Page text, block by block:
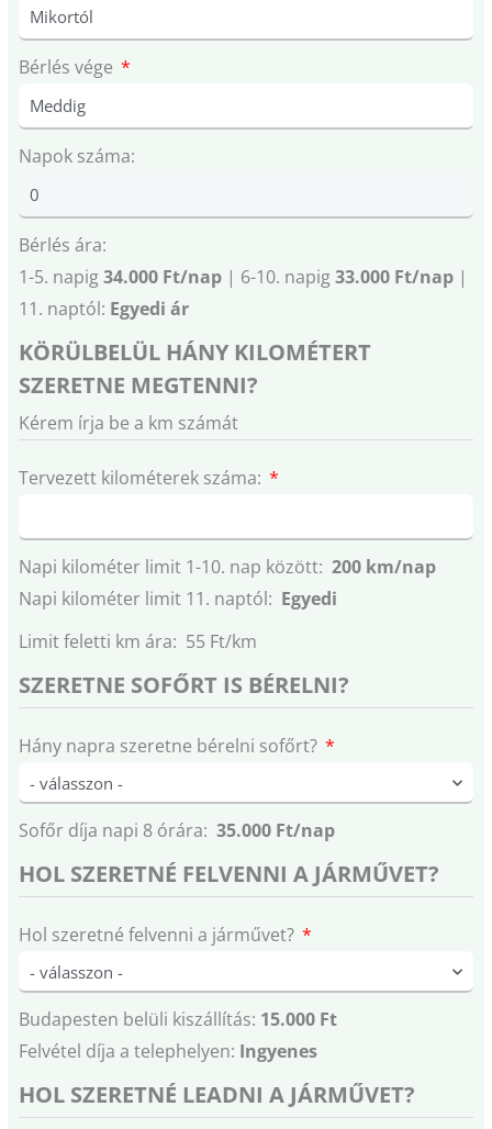
Bérlés vége
Napok száma:
Bérlés ára:
1-5. napig34.000 Ft/nap | 6-10. napig33.000 Ft/nap |
11. naptól: Egyedi ár
KÖRÜLBELÜL HÁNY KILOMÉTERT
SZERETNE MEGTENNI?
Kérem írja be a km számát
Tervezett kilométerek száma:
Napi kilométer limit 1-10. nap között: 200 km/nap
Napi kilométer limit 11. naptól: Egyedi
Limit feletti km ára: 55 Ft/km
SZERETNE SOFŐRT IS BÉRELNI?
Hány napra szeretne bérelni sofőrt?
Sofőr díja napi 8 órára: 35.000 Ft/nap
HOL SZERETNÉ FELVENNI A JÁRMŰVET?
Hol szeretné felvenni a járművet?
Budapesten belüli kiszállítás: 15.000 Ft
Felvétel díja a telephelyen: Ingyenes
HOL SZERETNÉ LEADNI A JÁRMŰVET?